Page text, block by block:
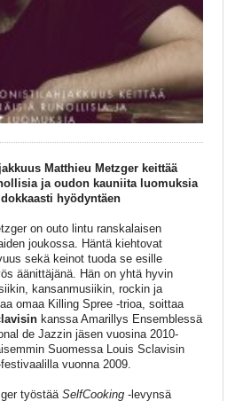
Matthieu Metzger keittää
ja oudon kauniita luomuksia
hyödyntäen
on outo lintu ranskalaisen
joukossa. Häntä kiehtovat
sekä keinot tuoda se esille
äänittäjänä. Hän on yhtä hyvin
kansanmusiikin, rockin ja
omaa Killing Spree -trioa, soittaa
kanssa Amarillys Ensemblessä
de Jazzin jäsen vuosina 2010-
Suomessa Louis Sclavisin
vuonna 2009.
työstää SelfCooking -levynsä